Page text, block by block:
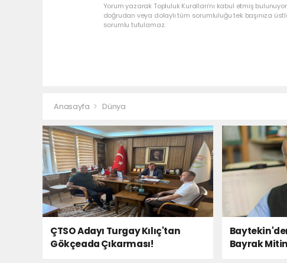
Yorum yazarak Topluluk Kuralları’nı kabul etmiş
doğrudan veya dolaylı tüm sorumluluğu tek başınıza
sorumlu tutulamaz.
Anasayfa Dünya
ÇTSO Adayı Turgay Kılıç'tan
Gökçeada Çıkarması!
Bayrak